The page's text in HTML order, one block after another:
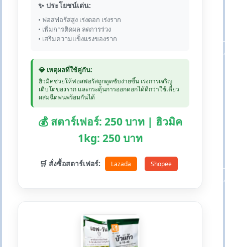
✨ ประโยชน์เด่น:
• ฟอสฟอรัสสูง เร่งดอก เร่งราก
• เพิ่มการติดผล ลดการร่วง
• เสริมความแข็งแรงของราก
💎 เหตุผลที่ใช้คู่กัน:
ฮิวมิคช่วยให้ฟอสฟอรัสถูกดูดซับง่ายขึ้น เร่งการเจริญ
เติบโตของราก และกระตุ้นการออกดอกได้ดีกว่าใช้เดี่ยว
ผสมฉีดพ่นพร้อมกันได้
💰 สตาร์เฟอร์: 250 บาท | ฮิวมิค
1kg: 250 บาท
🛒 สั่งซื้อสตาร์เฟอร์: Lazada Shopee